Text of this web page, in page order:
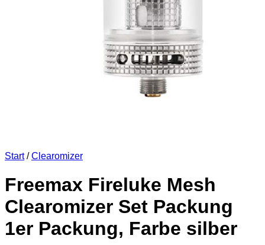
Start / Clearomizer
Freemax Fireluke Mesh
Clearomizer Set Packung
1er Packung, Farbe silber